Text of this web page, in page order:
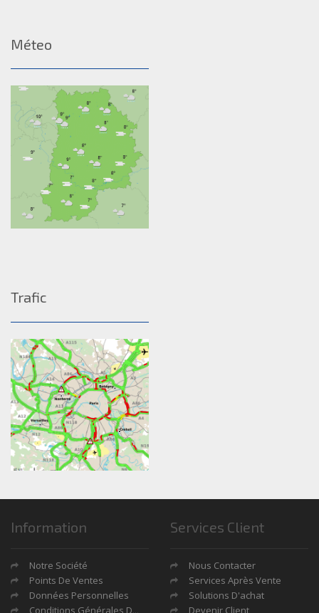
Méteo
Trafic
Information
Notre Société
Points De Ventes
Données Personnelles
Conditions Générales De Ventes
Services Client
Nous Contacter
Services Après Vente
Solutions D'achat
Devenir Client